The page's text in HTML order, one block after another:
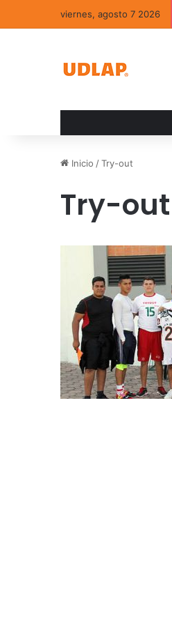
viernes, agosto 7 2026
Inicio /Try-out
Try-out